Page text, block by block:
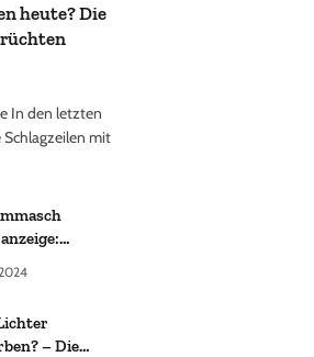
heute? Die
In den letzten
Schlagzeilen mit
– Die